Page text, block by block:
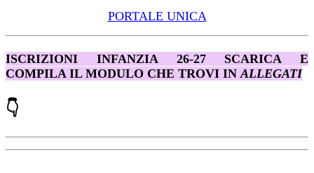
PORTALE UNICA
ISCRIZIONI INFANZIA 26-27 SCARICA E
COMPILA IL MODULO CHE TROVI IN ALLEGATI
👇